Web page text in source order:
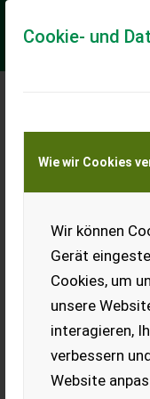
Cookie- und
Wie wir Cookies
Wir können
Gerät
Cookies, um
unsere
interagieren,
verbessern
Website
Fendt Rotana V
25 Messer
EUR 89.350 inkl.